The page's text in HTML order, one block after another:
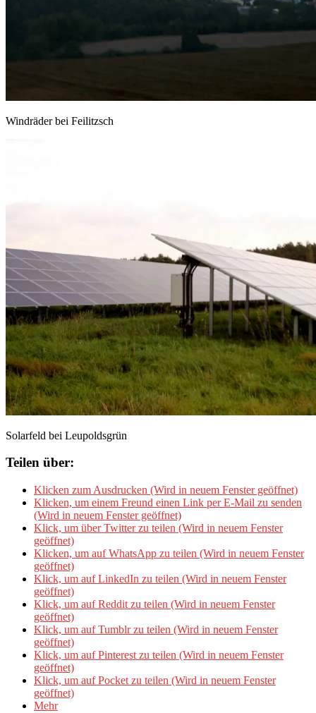
Windräder bei Feilitzsch
Solarfeld bei Leupoldsgrün
Teilen über:
Klicken zum Ausdrucken (Wird in neuem Fenster geöffnet)
Klicken, um einem Freund einen Link per E-Mail zu senden
(Wird in neuem Fenster geöffnet)
Klick, um über Twitter zu teilen (Wird in neuem Fenster
geöffnet)
Klicken, um auf WhatsApp zu teilen (Wird in neuem Fenster
geöffnet)
Klick, um auf LinkedIn zu teilen (Wird in neuem Fenster
geöffnet)
Klick, um auf Reddit zu teilen (Wird in neuem Fenster
geöffnet)
Klick, um auf Tumblr zu teilen (Wird in neuem Fenster
geöffnet)
Klick, um auf Pinterest zu teilen (Wird in neuem Fenster
geöffnet)
Klick, um auf Pocket zu teilen (Wird in neuem Fenster
geöffnet)
Mehr